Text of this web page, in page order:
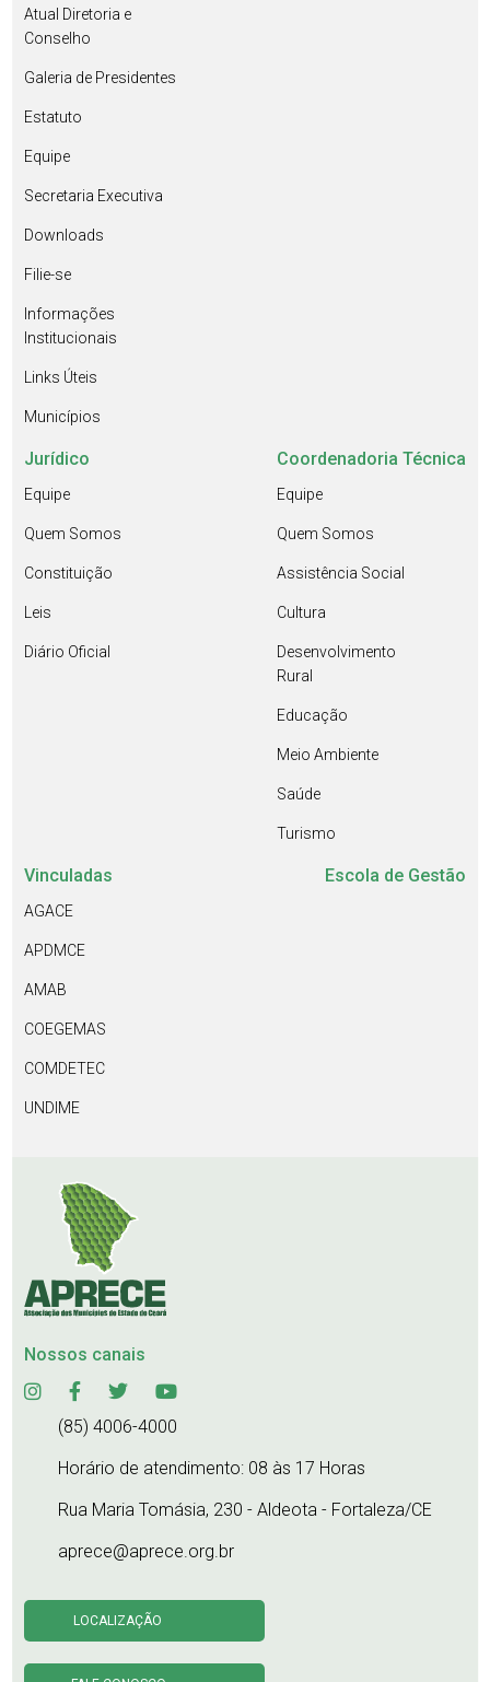
Atual Diretoria e
Conselho
Galeria de Presidentes
Estatuto
Equipe
Secretaria Executiva
Downloads
Filie-se
Informações
Institucionais
Links Úteis
Municípios
Jurídico
Equipe
Quem Somos
Constituição
Leis
Diário Oficial
Coordenadoria Técnica
Equipe
Quem Somos
Assistência Social
Cultura
Desenvolvimento
Rural
Educação
Meio Ambiente
Saúde
Turismo
Vinculadas
AGACE
APDMCE
AMAB
COEGEMAS
COMDETEC
UNDIME
Escola de Gestão
Nossos canais
(85) 4006-4000
Horário de atendimento: 08 às 17 Horas
Rua Maria Tomásia, 230 - Aldeota - Fortaleza/CE
aprece@aprece.org.br
LOCALIZAÇÃO